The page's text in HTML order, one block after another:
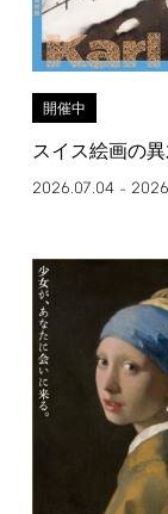
開催中
スイス絵画の
2026.07.04–